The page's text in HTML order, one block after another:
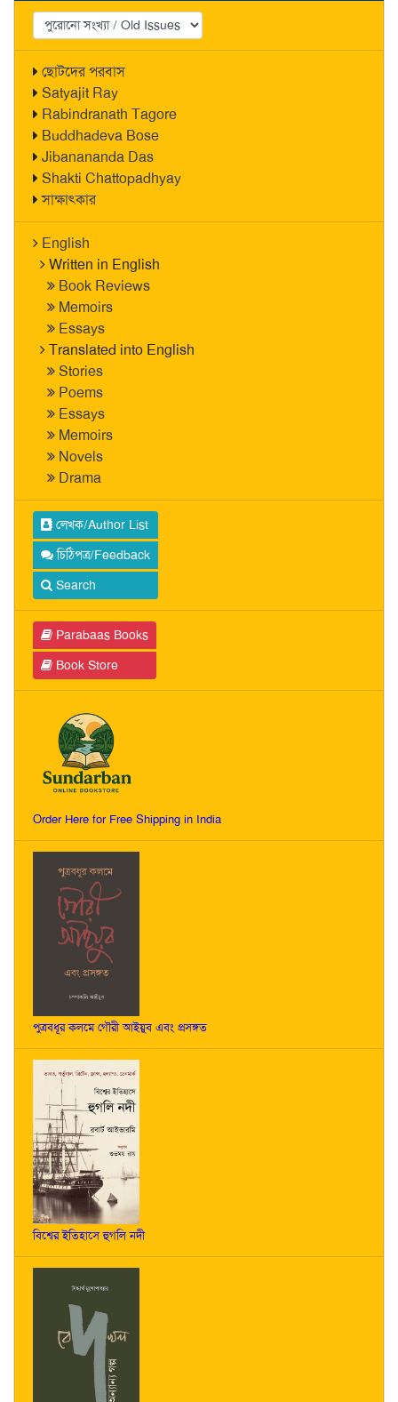
ছোটদের পরবাস
Satyajit Ray
Rabindranath Tagore
Buddhadeva Bose
Jibanananda Das
Shakti Chattopadhyay
সাক্ষাৎকার
English
Written in English
Book Reviews
Memoirs
Essays
Translated into English
Stories
Poems
Essays
Memoirs
Novels
Drama
লেখক/Author List
চিঠিপত্র/Feedback
Search
Parabaas Books
Book Store
Order Here for Free Shipping in India
পুত্রবধূর কলমে গৌরী আইয়ুব এবং প্রসঙ্গত
বিশ্বের ইতিহাসে হুগলি নদী